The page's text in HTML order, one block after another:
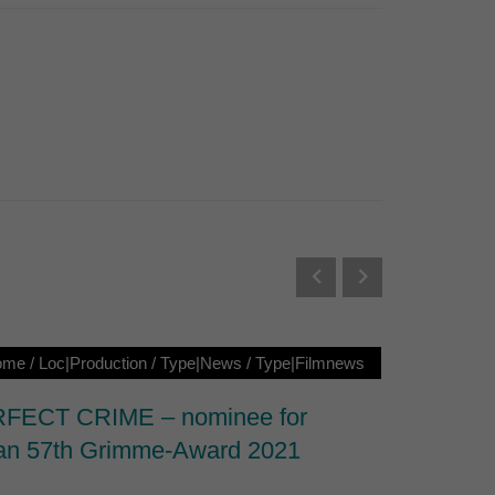
/ Loc|Production/ Type|News / Type|Filmnews
CRIME – nominee for
57th Grimme-Award 2021
externen Medien